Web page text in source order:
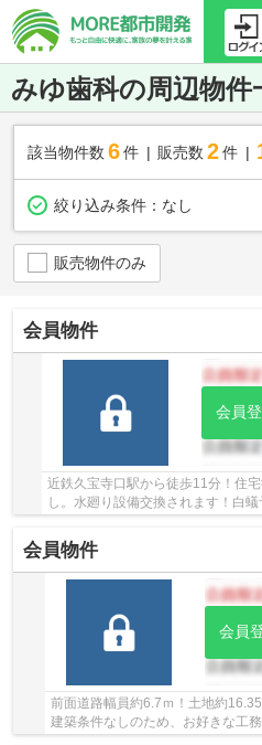
みゆ歯科の周辺物件
該当物件数 6件 販売数 2 件
絞り込み条件： なし
販売物件のみ
会員物件
会員
近鉄久宝寺口駅から徒歩11分！住
し。水廻り設備交換されます！白
会員物件
会員
前面道路幅員約6.7ｍ！土地約
建築条件なしのため、お好きな工